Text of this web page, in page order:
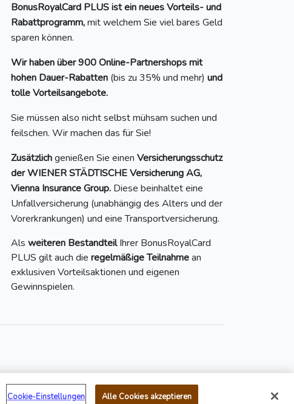
BonusRoyalCard PLUS ist ein neues Vorteils- und
Rabattprogramm,mit welchem Sie viel bares Geld
sparen können.
Wir haben über 900 Online-Partnershops mit
hohen Dauer-Rabatten (bis zu 35% und mehr) und
tolle Vorteilsangebote.
Sie müssen also nicht selbst mühsam suchen und
feilschen. Wir machen das für Sie!
Zusätzlichgenießen Sie einen Versicherungsschutz
der WIENER STÄDTISCHE Versicherung AG,
Vienna Insurance Group. Diese beinhaltet eine
Unfallversicherung (unabhängig des Alters und der
Vorerkrankungen) und eine Transportversicherung.
Als weiteren BestandteilIhrer BonusRoyalCard
PLUS gilt auch die regelmäßige Teilnahmean
exklusiven Vorteilsaktionen und eigenen
Gewinnspielen.
| E-Mail:service@bonusroyal.at
Cookie-Einstellungen Alle Cookies akzeptieren